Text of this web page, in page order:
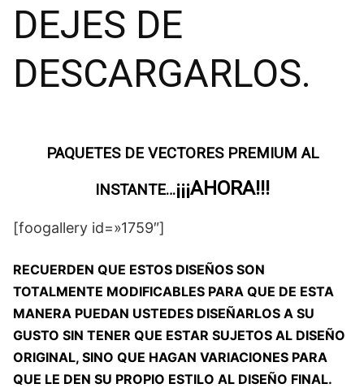
DEJES DE
DESCARGARLOS.
PAQUETES DE VECTORES PREMIUM AL
INSTANTE…¡¡¡AHORA!!!
[foogallery id=»1759″]
RECUERDEN QUE ESTOS DISEÑOS SON
TOTALMENTE MODIFICABLES PARA QUE DE ESTA
MANERA PUEDAN USTEDES DISEÑARLOS A SU
GUSTO SIN TENER QUE ESTAR SUJETOS AL DISEÑO
ORIGINAL, SINO QUE HAGAN VARIACIONES PARA
QUE LE DEN SU PROPIO ESTILO AL DISEÑO FINAL.